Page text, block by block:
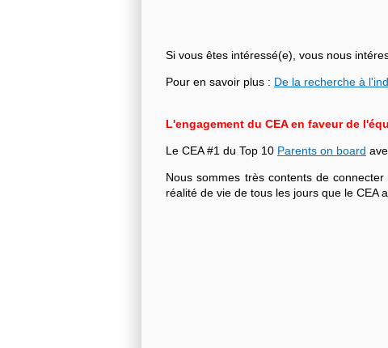
Si vous êtes intéressé(e), vous nous
Pour en savoir plus : De la recherche à
L'engagement du CEA en faveur de
Le CEA #1 du Top 10 Parents on board
Nous sommes très contents de
réalité de vie de tous les jours que le CEA